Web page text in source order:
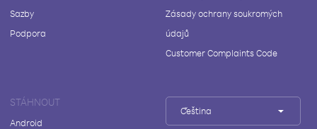
Sazby
Podpora
Zásady ochrany soukromých
údajů
Customer Complaints Code
STÁHNOUT
Android
Čeština